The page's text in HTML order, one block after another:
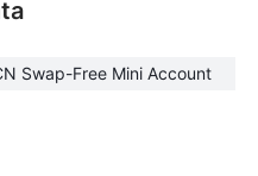
Swap-Free Mini Account